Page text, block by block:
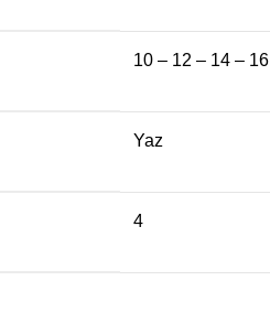
10 – 12 – 14 – 16
Yaz
4